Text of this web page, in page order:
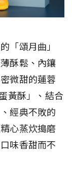
「頌月曲」
酥鬆、內鑲
微甜的蓮蓉
黃酥」、結合
經典不敗的
心蒸炊搗磨
味香甜而不